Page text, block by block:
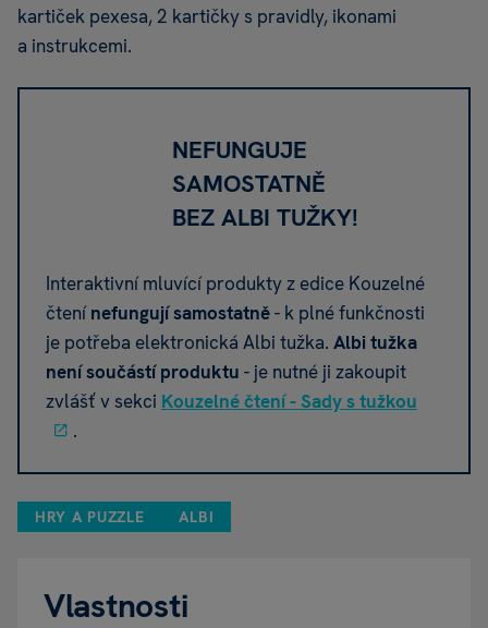
kartiček pexesa, 2 kartičky s pravidly, ikonami
a instrukcemi.
NEFUNGUJE
SAMOSTATNĚ
BEZ ALBI TUŽKY!
Interaktivní mluvící produkty z edice Kouzelné
čtenínefungují samostatně- k plné funkčnosti
je potřeba elektronická Albi tužka. Albi tužka
není součástí produktu - je nutné ji zakoupit
zvlášť v sekci Kouzelné čtení - Sady s tužkou
.
HRY A PUZZLE ALBI
Vlastnosti